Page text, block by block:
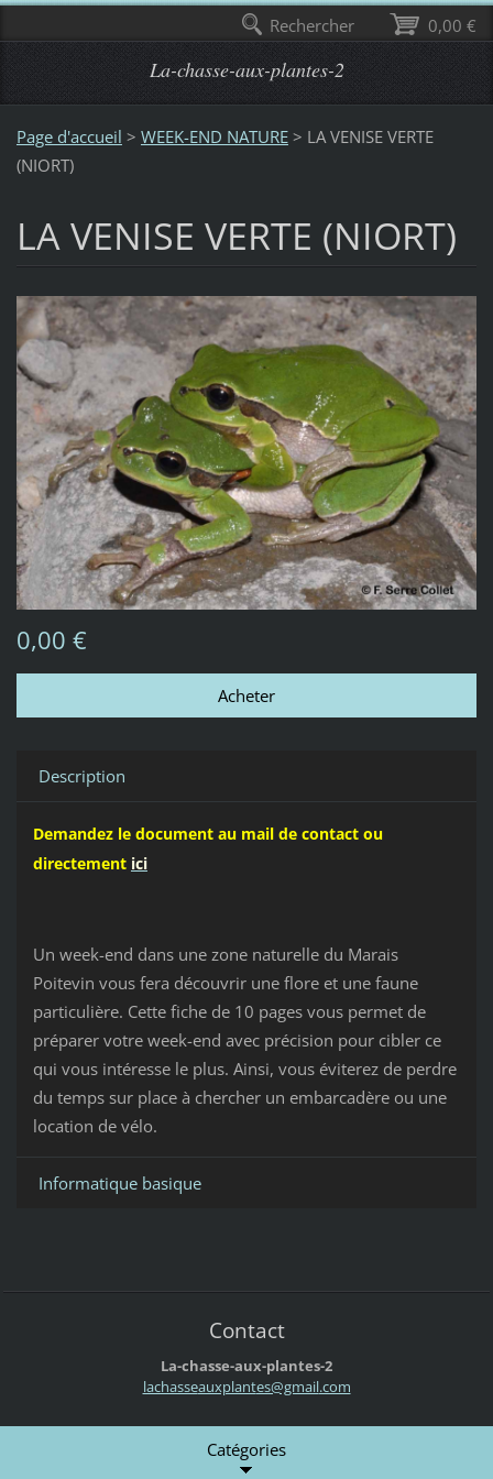
La-chasse-aux-plantes-2
Page d'accueil > WEEK-END NATURE > LA VENISE VERTE
(NIORT)
LA VENISE VERTE (NIORT)
0,00 €
Description
Demandez le document au mail de contact ou
directement ici
Un week-end dans une zone naturelle du Marais
Poitevin vous fera découvrir une flore et une faune
particulière. Cette fiche de 10 pages vous permet de
préparer votre week-end avec précision pour cibler ce
qui vous intéresse le plus. Ainsi, vous éviterez de perdre
du temps sur place à chercher un embarcadère ou une
location de vélo.
Informatique basique
Contact
La-chasse-aux-plantes-2
lachasseauxplantes@gmail.com
Catégories
0,00 €
Rechercher